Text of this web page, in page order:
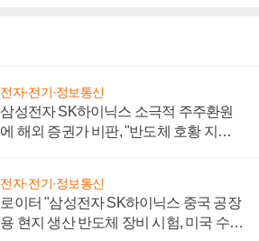
전자·전기·정보통신
삼성전자 SK하이닉스 소극적 주주환원
에 해외 증권가 비판, "반도체 호황 지속
전자·전기·정보통신
로이터 "삼성전자 SK하이닉스 중국 공장
용 현지 생산 반도체 장비 시험, 미국 수출